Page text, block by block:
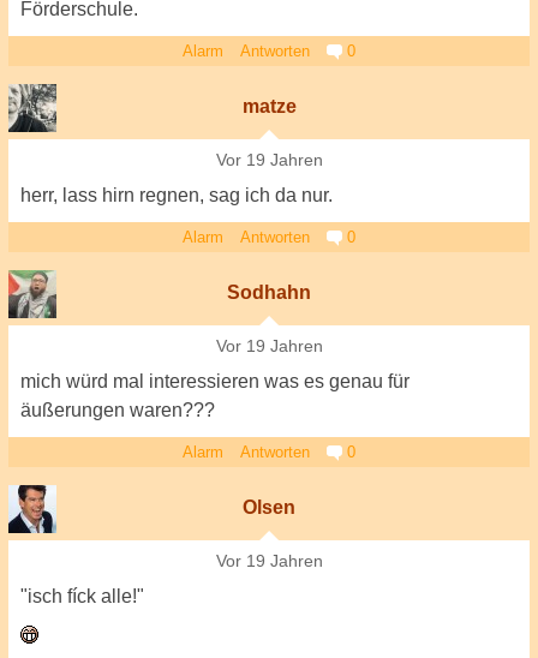
Förderschule.
Alarm Antworten 0
matze
Vor 19 Jahren
herr, lass hirn regnen, sag ich da nur.
Alarm Antworten 0
Sodhahn
Vor 19 Jahren
mich würd mal interessieren was es genau für
äußerungen waren???
Alarm Antworten 0
Olsen
Vor 19 Jahren
"isch fíck alle!"